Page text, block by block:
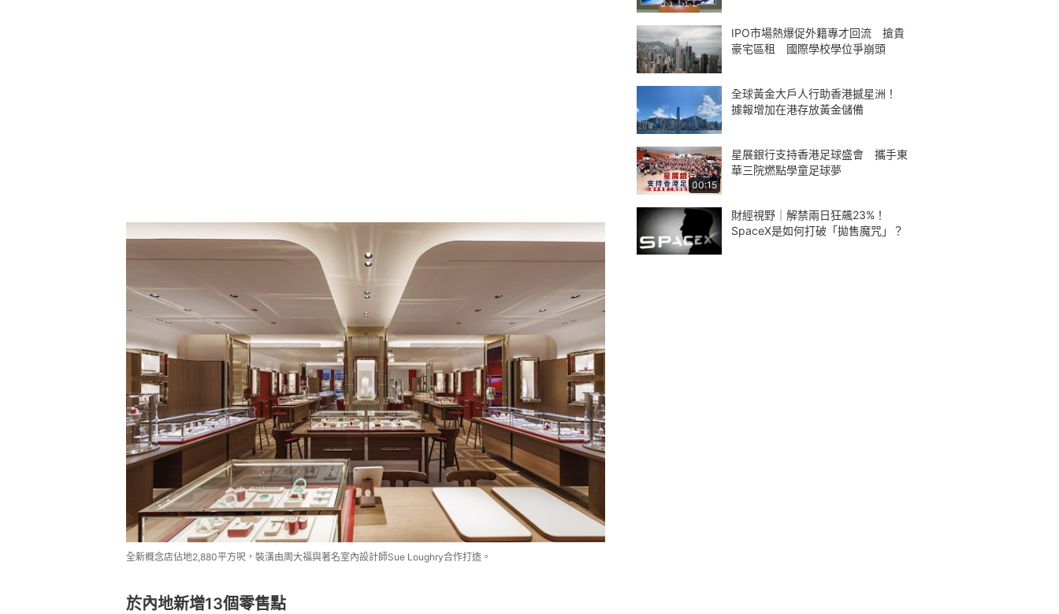
全新概念店佔地2,880平方呎，裝潢由周大福與著名室內設計師Sue Loughry合作打造。
於內地新增13個零售點
IPO市場熱爆促外籍專才回流 搶貴
豪宅區租 國際學校學位爭崩頭
全球黃金大戶人行助香港撼星洲！
據報增加在港存放黃金儲備
00:15
星展銀行支持香港足球盛會 攜手東
華三院燃點學童足球夢
財經視野｜解禁兩日狂飆23%！
SpaceX是如何打破「拋售魔咒」？